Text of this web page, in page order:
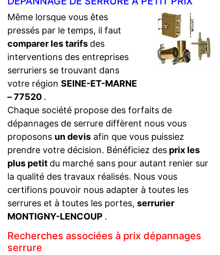
Même lorsque vous êtes
pressés par le temps, il faut
comparer les tarifs des
interventions des entreprises
serruriers se trouvant dans
votre région SEINE-ET-MARNE
– 77520 .
Chaque société propose des forfaits de
dépannages de serrure diffèrent nous vous
proposons un devis afin que vous puissiez
prendre votre décision. Bénéficiez des prix les
plus petit du marché sans pour autant renier sur
la qualité des travaux réalisés. Nous vous
certifions pouvoir nous adapter à toutes les
serrures et à toutes les portes, serrurier
MONTIGNY-LENCOUP .
Recherches associées à prix dépannages
serrure